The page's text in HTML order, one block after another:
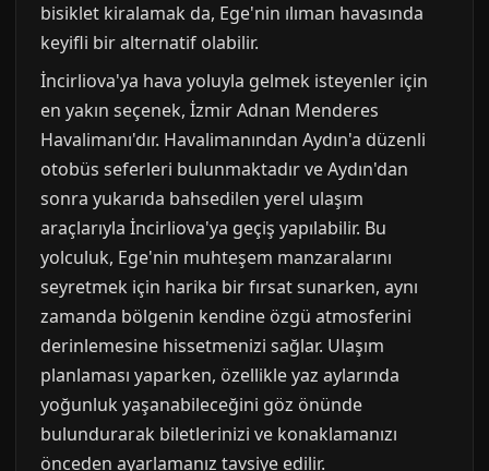
bisiklet kiralamak da, Ege'nin ılıman havasında
keyifli bir alternatif olabilir.
İncirliova'ya hava yoluyla gelmek isteyenler için
en yakın seçenek, İzmir Adnan Menderes
Havalimanı'dır. Havalimanından Aydın'a düzenli
otobüs seferleri bulunmaktadır ve Aydın'dan
sonra yukarıda bahsedilen yerel ulaşım
araçlarıyla İncirliova'ya geçiş yapılabilir. Bu
yolculuk, Ege'nin muhteşem manzaralarını
seyretmek için harika bir fırsat sunarken, aynı
zamanda bölgenin kendine özgü atmosferini
derinlemesine hissetmenizi sağlar. Ulaşım
planlaması yaparken, özellikle yaz aylarında
yoğunluk yaşanabileceğini göz önünde
bulundurarak biletlerinizi ve konaklamanızı
önceden ayarlamanız tavsiye edilir.